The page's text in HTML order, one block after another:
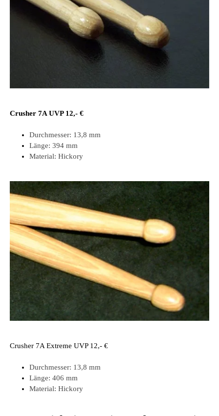
Crusher 7A UVP 12,- €
Durchmesser: 13,8 mm
Länge: 394 mm
Material: Hickory
Crusher 7A Extreme UVP 12,- €
Durchmesser: 13,8 mm
Länge: 406 mm
Material: Hickory